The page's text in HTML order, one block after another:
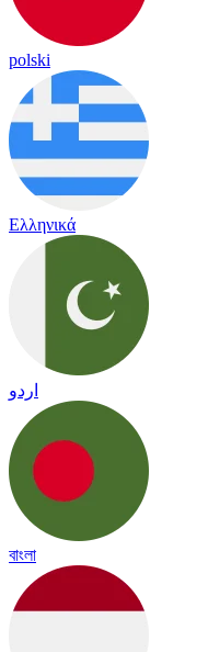
polski
Ελληνικά
اردو
বাংলা